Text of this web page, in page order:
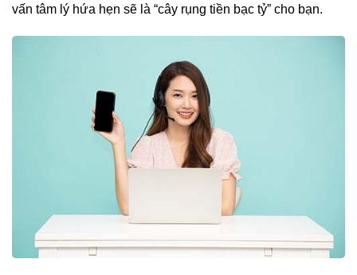
vấn tâm lý hứa hẹn sẽ là “cây rụng tiền bạc tỷ” cho bạn.